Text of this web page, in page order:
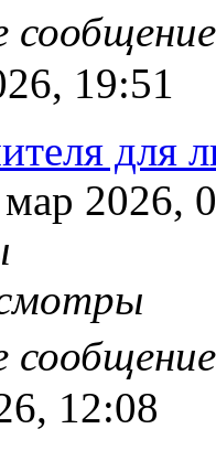
19:51
для
2026,
12:08